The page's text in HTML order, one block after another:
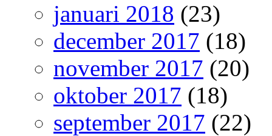
januari 2018 (23)
december 2017 (18)
november 2017 (20)
oktober 2017 (18)
september 2017 (22)